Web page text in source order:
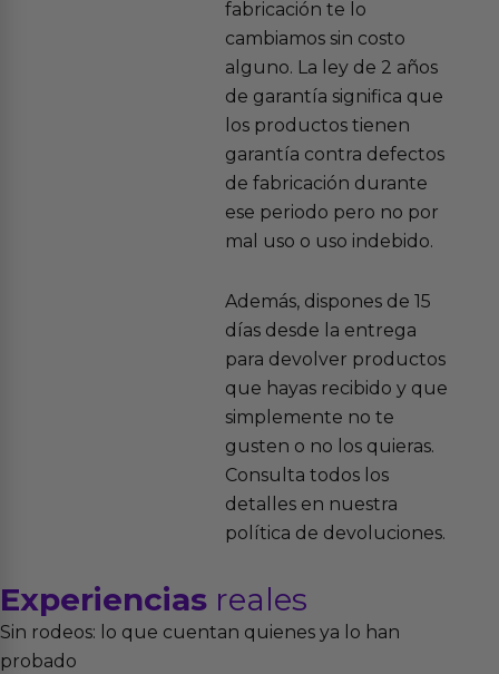
fabricación te lo
cambiamos sin costo
alguno. La ley de 2 años
de garantía significa que
los productos tienen
garantía contra defectos
de fabricación durante
ese periodo pero no por
mal uso o uso indebido.
Además, dispones de 15
días desde la entrega
para devolver productos
que hayas recibido y que
simplemente no te
gusten o no los quieras.
Consulta todos los
detalles en nuestra
política de devoluciones.
Experiencias reales
Sin rodeos: lo que cuentan quienes ya lo han
probado